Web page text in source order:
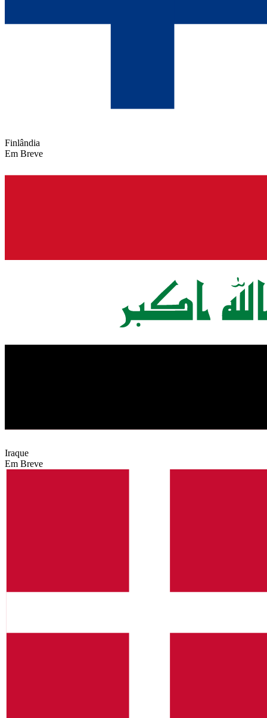
Finlândia
Em Breve
Iraque
Em Breve